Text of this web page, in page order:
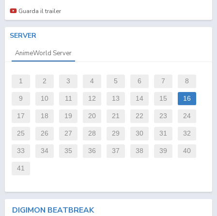
Guarda il trailer
SERVER
AnimeWorld Server
1 2 3 4 5 6 7 8
9 10 11 12 13 14 15 16
17 18 19 20 21 22 23 24
25 26 27 28 29 30 31 32
33 34 35 36 37 38 39 40
41
DIGIMON BEATBREAK